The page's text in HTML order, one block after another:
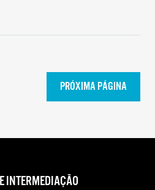
PRÓXIMA PÁGINA
INTERMEDIAÇÃO